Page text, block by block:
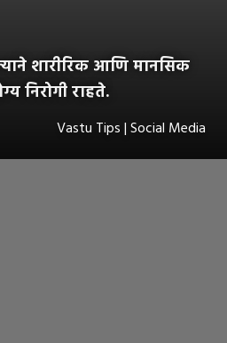
शारीरिक आणि मानसिक
निरोगी राहते.
Vastu Tips | Social Media